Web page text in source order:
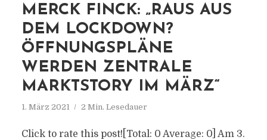
MERCK FINCK: „RAUS AUS
DEM LOCKDOWN?
ÖFFNUNGSPLÄNE
WERDEN ZENTRALE
MARKTSTORY IM MÄRZ“
1. März 2021 2 Min. Lesedauer
Click to rate this post![Total: 0 Average: 0] Am 3.